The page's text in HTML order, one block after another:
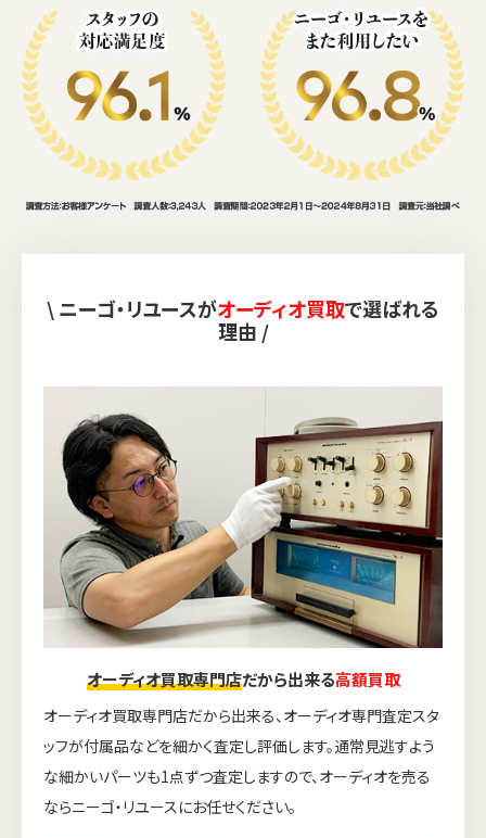
\ ニーゴ・リユースがオーディオ買取で選ばれる
理由 /
オーディオ買取専門店だから出来る高額買取
オーディオ買取専門店だから出来る、オーディオ専門査定スタ
ッフが付属品などを細かく査定し評価します。通常見逃すよう
な細かいパーツも1点ずつ査定しますので、オーディオを売る
ならニーゴ・リユースにお任せください。